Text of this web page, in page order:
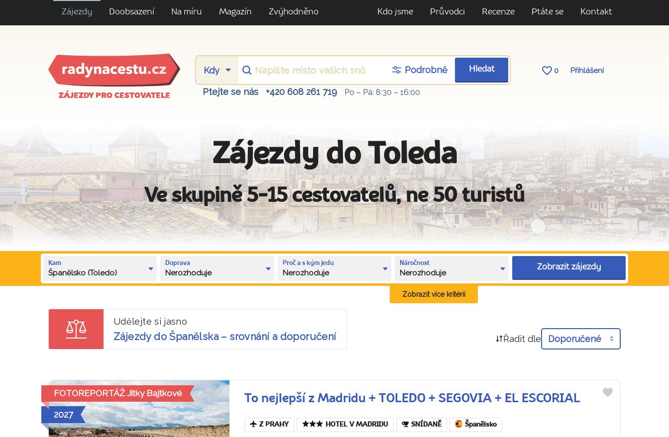
Zájezdy Doobsazení Na míru Magazín Zvýhodněno Kdo jsme Průvodci Recenze Ptáte se Kontakt
ZÁJEZDY PRO CESTOVATELE
Podrobně Hledat 0 Přihlášení
Ptejte se nás +420 608 261 719 Po – Pá: 8:30 – 16:00
Zájezdy do Toleda
Ve skupině 5-15 cestovatelů, ne 50 turistů
Kam
Španělsko (Toledo)
Doprava
Nerozhoduje
Proč a s kým jedu
Nerozhoduje
Náročnost
Nerozhoduje
Zobrazit zájezdy
Zobrazit více kritérií
Udělejte si jasno
Zájezdy do Španělska – srovnání a doporučení Řadit dle Doporučené
FOTOREPORTÁŽ Jitky Bajtkové
2027
To nejlepší z Madridu + TOLEDO + SEGOVIA + EL ESCORIAL
Z PRAHY HOTEL V MADRIDU SNÍDANĚ Španělsko